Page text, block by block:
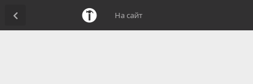
На сайт